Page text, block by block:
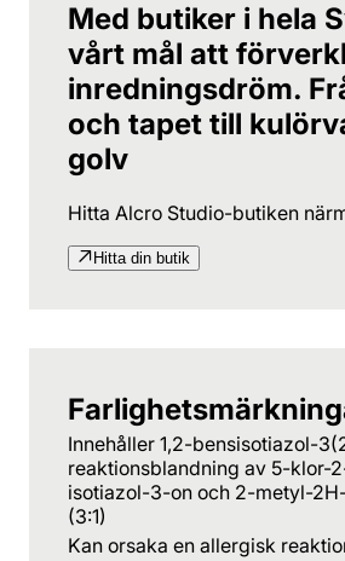
Med butiker i hela
vårt mål att
inredningsdröm.
och tapet till
golv
Hitta Alcro Studio-butiken
Hitta din butik
Innehåller 1,2-bensisotiazol-
reaktionsblandning av 5-klor-
isotiazol-3-on och 2-metyl-
(3:1)
Kan orsaka en allergisk